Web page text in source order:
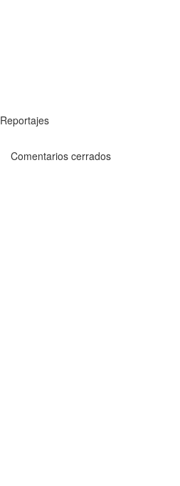
Reportajes
Comentarios cerrados